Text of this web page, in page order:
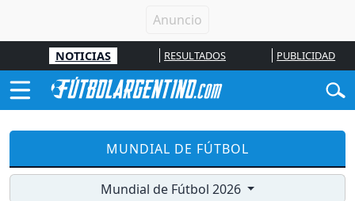
NOTICIAS RESULTADOS PUBLICIDAD
MUNDIAL DE FÚTBOL
Mundial de Fútbol 2026